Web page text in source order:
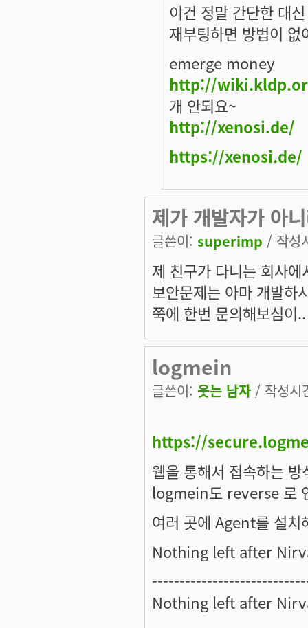
이건 정말 간단한 대
재부팅하면 방법이 없
emerge money
http://
개 안되요~
http://xenosi.de/
https://xenosi.de/
제가 개발자가 아
글쓴이: superimp / 작성
제 친구가 다니는 회사
보안문제는 아마 개발하
쭉에 한번 문의해보심이
logmein
글쓴이: 웃는 남자 / 작성
https://
웹을 통해서 접속하는 방
logmein도 reverse 로
여러 곳에 Agent를 설치
Nothing left after
Nothing left after